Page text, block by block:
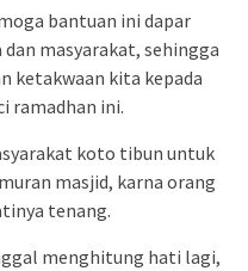
bantuan ini dapar
masyarakat, sehingga
ketakwaan kita kepada
ramadhan ini.
koto tibun untuk
masjid, karna orang
tenang.
menghitung hati lagi,